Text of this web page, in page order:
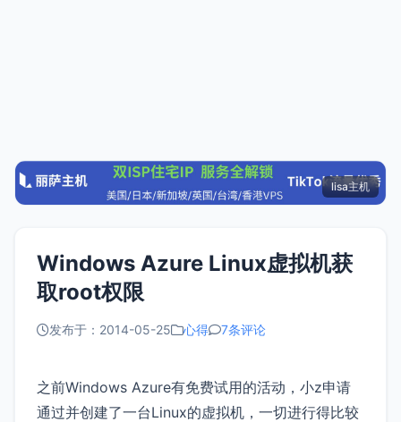
lisa主机
Windows Azure Linux虚拟机获
取root权限
发布于：2014-05-25 心得 7条评论
之前Windows Azure有免费试用的活动，小z申请
通过并创建了一台Linux的虚拟机，一切进行得比较